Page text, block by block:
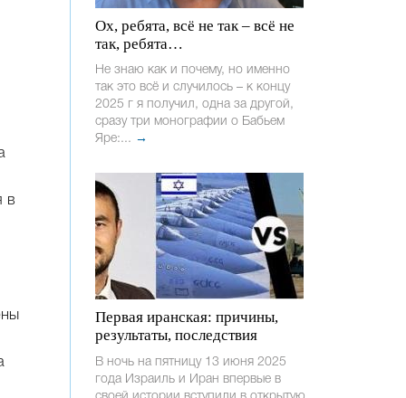
в
Ох, ребята, всё не так – всё не
так, ребята…
Не знаю как и почему, но именно
так это всё и случилось – к концу
2025 г я получил, одна за другой,
сразу три монографии о Бабьем
Яре:... →
Первая иранская: причины,
результаты, последствия
В ночь на пятницу 13 июня 2025
года Израиль и Иран впервые в